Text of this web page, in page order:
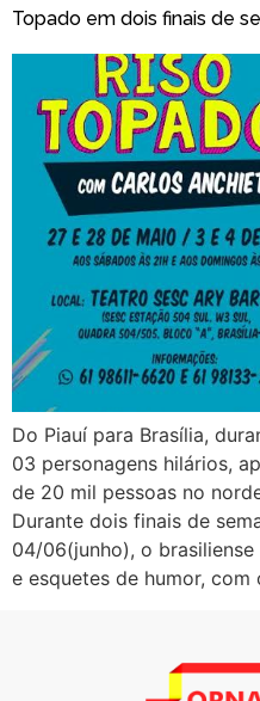
Topado em dois finais de
Do Piauí para Brasília,
03 personagens hilários,
de 20 mil pessoas no
Durante dois finais de
04/06(junho), o
e esquetes de humor,